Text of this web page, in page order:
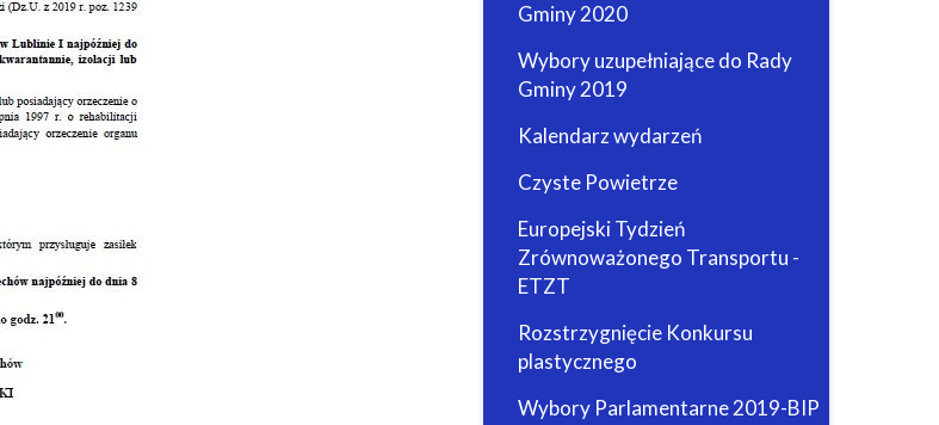
Gminy 2020
Wybory uzupełniające do Rady
Gminy 2019
Kalendarz wydarzeń
Czyste Powietrze
Europejski Tydzień
Zrównoważonego Transportu -
ETZT
Rozstrzygnięcie Konkursu
plastycznego
Wybory Parlamentarne 2019-BIP